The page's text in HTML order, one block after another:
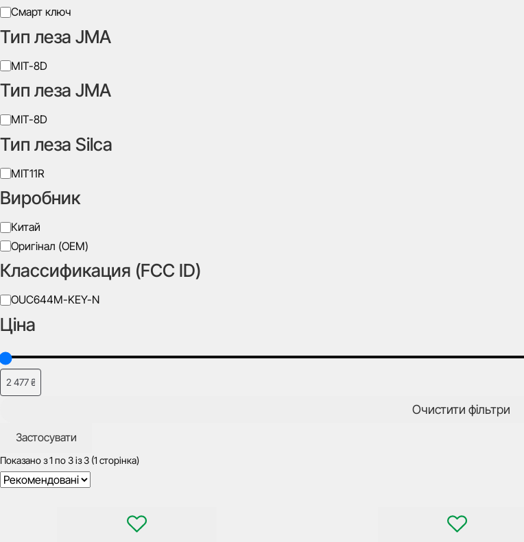
ТипСмарт ключ
Тип леза JMA
Тип
леза
JMA
MIT-8D
Тип леза JMA
Тип
леза
JMA
MIT-8D
Тип леза Silca
Тип
леза
Silca
MIT11R
Виробник
Виробник
Китай
Оригінал (OEM)
Классификация (FCC ID)
Класифікація
(FCC
ID)
OUC644M-KEY-N
Ціна
Очистити фільтри
Застосувати
Показано з1 по3із3 (1 сторінка)